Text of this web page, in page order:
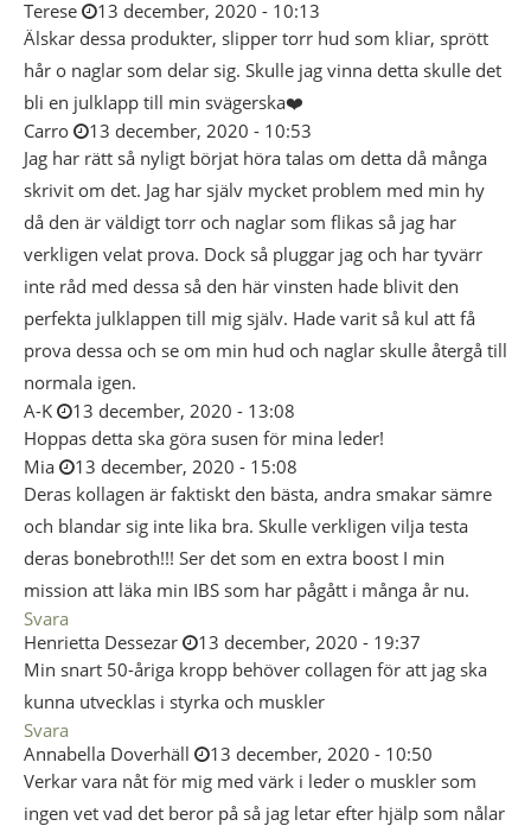
Terese
13 december, 2020 - 10:13
Älskar dessa produkter, slipper torr hud som kliar, sprött
hår o naglar som delar sig. Skulle jag vinna detta skulle det
bli en julklapp till min svägerska❤️
Carro
13 december, 2020 - 10:53
Jag har rätt så nyligt börjat höra talas om detta då många
skrivit om det. Jag har själv mycket problem med min hy
då den är väldigt torr och naglar som flikas så jag har
verkligen velat prova. Dock så pluggar jag och har tyvärr
inte råd med dessa så den här vinsten hade blivit den
perfekta julklappen till mig själv. Hade varit så kul att få
prova dessa och se om min hud och naglar skulle återgå till
normala igen.
A-K
13 december, 2020 - 13:08
Hoppas detta ska göra susen för mina leder!
Mia
13 december, 2020 - 15:08
Deras kollagen är faktiskt den bästa, andra smakar sämre
och blandar sig inte lika bra. Skulle verkligen vilja testa
deras bonebroth!!! Ser det som en extra boost I min
mission att läka min IBS som har pågått i många år nu.
Svara
Henrietta Dessezar
13 december, 2020 - 19:37
Min snart 50-åriga kropp behöver collagen för att jag ska
kunna utvecklas i styrka och muskler
Svara
Annabella Doverhäll
13 december, 2020 - 10:50
Verkar vara nåt för mig med värk i leder o muskler som
ingen vet vad det beror på så jag letar efter hjälp som nålar